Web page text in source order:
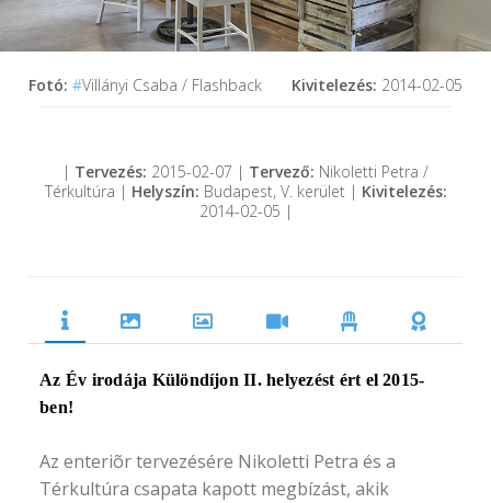
Fotó:#Villányi Csaba / Flashback Kivitelezés: 2014-02-05
| Tervezés: 2015-02-07 | Tervező: Nikoletti Petra /
Térkultúra | Helyszín: Budapest, V. kerület | Kivitelezés:
2014-02-05 |
Az Év irodája Különdíjon II. helyezést ért el 2015-
ben!
Az enteriõr tervezésére Nikoletti Petra és a
Térkultúra csapata kapott megbízást, akik